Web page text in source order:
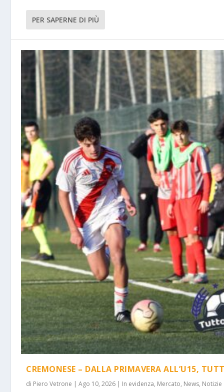
PER SAPERNE DI PIÙ
CREMONESE – DALLA PRIMAVERA ALL’U15,
di Piero Vetrone |Ago 10, 2026 | In evidenza, Mercato, News, Notizie